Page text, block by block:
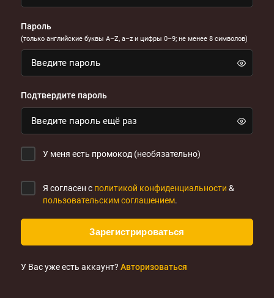
Пароль
(только английские буквы A–Z, a–z и цифры 0–9; не менее 8 символов)
Подтвердите пароль
У меня есть промокод (необязательно)
Я согласен с политикой конфиденциальности &
пользовательским соглашением.
Зарегистрироваться
У Вас уже есть аккаунт? Авторизоваться